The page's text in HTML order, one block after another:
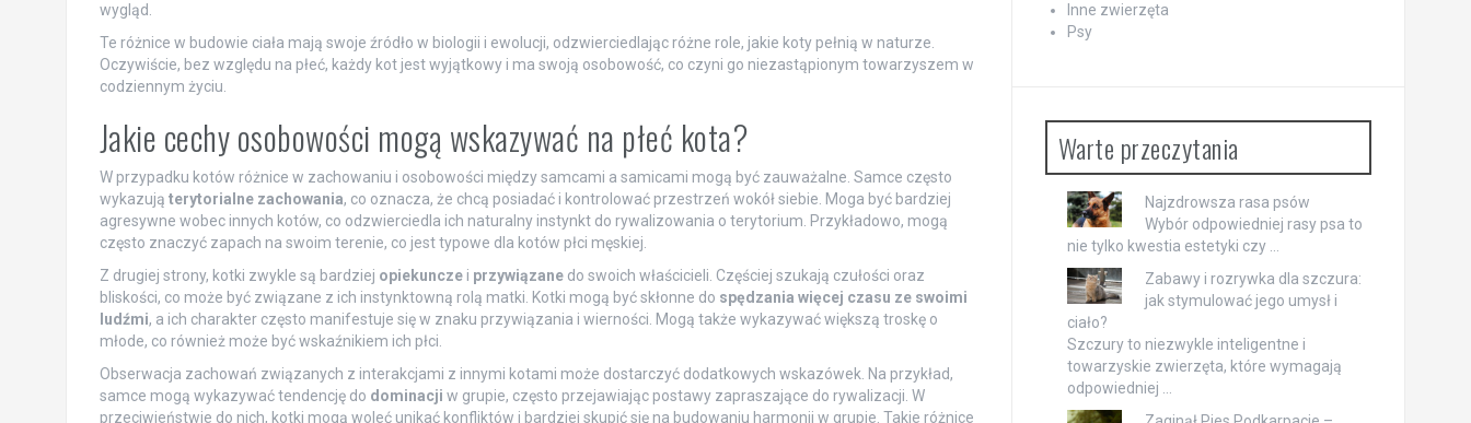
wygląd.
Te różnice w budowie ciała mają swoje źródło w biologii i ewolucji, odzwierciedlając różne role, jakie koty pełnią w naturze.
Oczywiście, bez względu na płeć, każdy kot jest wyjątkowy i ma swoją osobowość, co czyni go niezastąpionym towarzyszem w
codziennym życiu.
Jakie cechy osobowości mogą wskazywać na płeć kota?
W przypadku kotów różnice w zachowaniu i osobowości między samcami a samicami mogą być zauważalne. Samce często
wykazują terytorialne zachowania, co oznacza, że chcą posiadać i kontrolować przestrzeń wokół siebie. Moga być bardziej
agresywne wobec innych kotów, co odzwierciedla ich naturalny instynkt do rywalizowania o terytorium. Przykładowo, mogą
często znaczyć zapach na swoim terenie, co jest typowe dla kotów płci męskiej.
Z drugiej strony, kotki zwykle są bardziej opiekunczei przywiązanedo swoich właścicieli. Częściej szukają czułości oraz
bliskości, co może być związane z ich instynktowną rolą matki. Kotki mogą być skłonne do spędzania więcej czasu ze swoimi
ludźmi, a ich charakter często manifestuje się w znaku przywiązania i wierności. Mogą także wykazywać większą troskę o
młode, co również może być wskaźnikiem ich płci.
Obserwacja zachowań związanych z interakcjami z innymi kotami może dostarczyć dodatkowych wskazówek. Na przykład,
samce mogą wykazywać tendencję do dominacji w grupie, często przejawiając postawy zapraszające do rywalizacji. W
przeciwieństwie do nich, kotki mogą woleć unikać konfliktów i bardziej skupić się na budowaniu harmonii w grupie. Takie różnice
Inne zwierzęta
Psy
Warte przeczytania
Najzdrowsza rasa psów
Wybór odpowiedniej rasy psa to
nie tylko kwestia estetyki czy …
Zabawy i rozrywka dla szczura:
jak stymulować jego umysł i
ciało?
Szczury to niezwykle inteligentne i
towarzyskie zwierzęta, które wymagają
odpowiedniej …